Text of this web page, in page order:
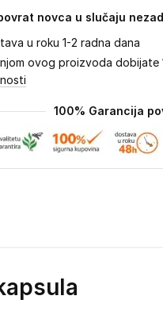
novca u slučaju
u roku 1-2 radna dana
ovog proizvoda dobijate
100% Garancija